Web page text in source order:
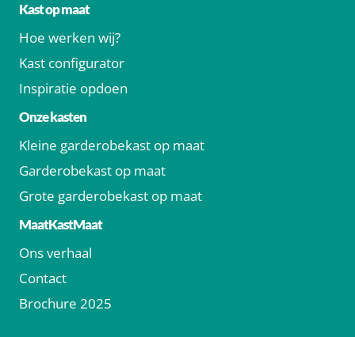
Kast op maat
Hoe werken wij?
Kast configurator
Inspiratie opdoen
Onze kasten
Kleine garderobekast op maat
Garderobekast op maat
Grote garderobekast op maat
MaatKastMaat
Ons verhaal
Contact
Brochure 2025